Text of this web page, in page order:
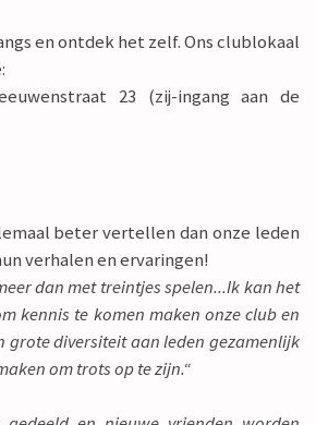
en ontdek het zelf. Ons clublokaal
23 (zij-ingang aan de
beter vertellen dan onze leden
verhalen en ervaringen!
dan met treintjes spelen...Ik kan het
kennis te komen maken onze club en
grote diversiteit aan leden gezamenlijk
om trots op te zijn.“